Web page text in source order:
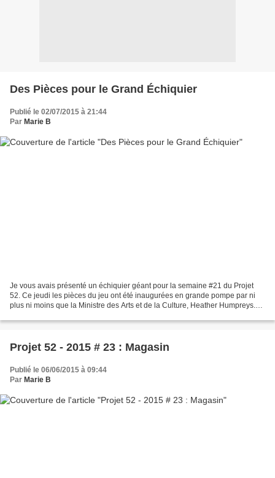
Des Pièces pour le Grand Échiquier
Publié le 02/07/2015 à 21:44
Par Marie B
Je vous avais présenté un échiquier géant pour la semaine #21 du Projet
52. Ce jeudi les pièces du jeu ont été inaugurées en grande pompe par ni
plus ni moins que la Ministre des Arts et de la Culture, Heather Humpreys.
Projet 52 - 2015 # 23 : Magasin
Publié le 06/06/2015 à 09:44
Par Marie B